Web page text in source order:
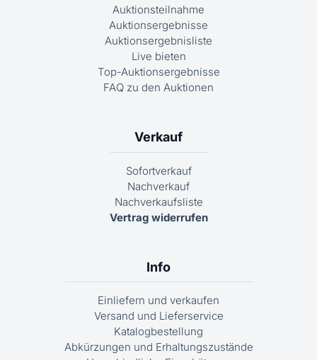
Auktionsteilnahme
Auktionsergebnisse
Auktionsergebnisliste
Live bieten
Top-Auktionsergebnisse
FAQ zu den Auktionen
Verkauf
Sofortverkauf
Nachverkauf
Nachverkaufsliste
Vertrag widerrufen
Info
Einliefern und verkaufen
Versand und Lieferservice
Katalogbestellung
Abkürzungen und Erhaltungszustände